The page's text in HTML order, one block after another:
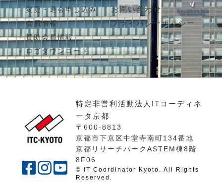
変更・退会申し込み
会員情報
賛助会員情報
ロゴダウンロード
お問い合わせ
プライバシーポリシー
特定非営利活動法人ITコーディネ
ータ京都
〒600-8813
京都市下京区中堂寺南町134番地
京都リサーチパークASTEM棟8階
8F06
© IT Coordinator Kyoto. All Rights
Reserved.